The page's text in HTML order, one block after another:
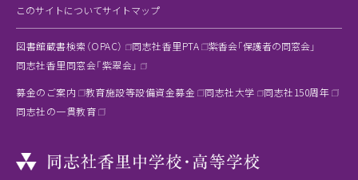
このサイトについてサイトマップ
図書館蔵書検索（OPAC） 同志社香里PTA
紫香会「保護者の同窓会」
同志社香里同窓会「紫翠会」
募金のご案内
教育施設等設備資金募金 同志社大学
同志社150周年
同志社の一貫教育